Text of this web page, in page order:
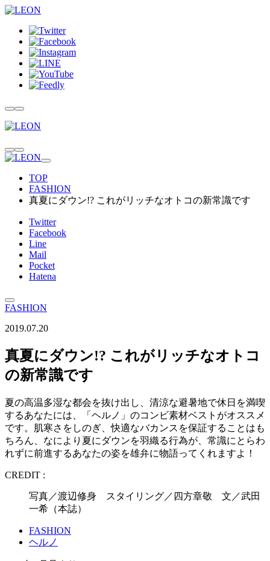
TOP
FASHION
真夏にダウン!? これがリッチなオトコの新常識です
Twitter
Facebook
Line
Mail
Pocket
Hatena
FASHION
2019.07.20
真夏にダウン!? これがリッチなオトコ
の新常識です
夏の高温多湿な都会を抜け出し、清涼な避暑地で休日を満喫
するあなたには、「ヘルノ」のコンビ素材ベストがオススメ
です。肌寒さをしのぎ、快適なバカンスを保証することはも
ちろん、なにより夏にダウンを羽織る行為が、常識にとらわ
れずに前進するあなたの姿を雄弁に物語ってくれますよ！
CREDIT :
写真／渡辺修身 スタイリング／四方章敬 文／武田
一希（本誌）
FASHION
ヘルノ